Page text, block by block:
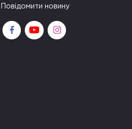
Повідомити новину